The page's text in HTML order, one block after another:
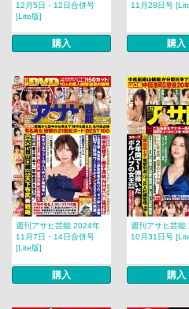
12月5日・12日合併号
[Lite版]
購入
11月28日号
購入
週刊アサヒ芸能 2024年
11月7日・14日合併号
[Lite版]
購入
週刊アサヒ芸能
10月31日号
購入